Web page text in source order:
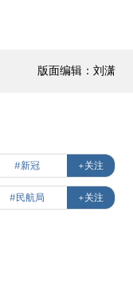
版面编辑：刘潇
#新冠 +关注
#民航局 +关注